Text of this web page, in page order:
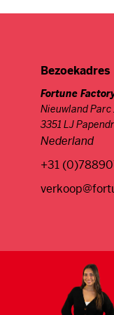
Bezoekadres
Fortune
Nieuwland Parc
3351 LJ
Nederland
+31